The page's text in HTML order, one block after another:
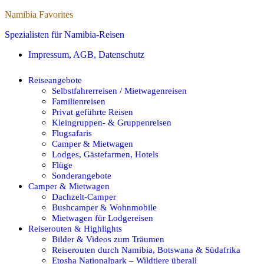
Namibia Favorites
Spezialisten für Namibia-Reisen
Impressum, AGB, Datenschutz
Reiseangebote
Selbstfahrerreisen / Mietwagenreisen
Familienreisen
Privat geführte Reisen
Kleingruppen- & Gruppenreisen
Flugsafaris
Camper & Mietwagen
Lodges, Gästefarmen, Hotels
Flüge
Sonderangebote
Camper & Mietwagen
Dachzelt-Camper
Bushcamper & Wohnmobile
Mietwagen für Lodgereisen
Reiserouten & Highlights
Bilder & Videos zum Träumen
Reiserouten durch Namibia, Botswana & Südafrika
Etosha Nationalpark – Wildtiere überall